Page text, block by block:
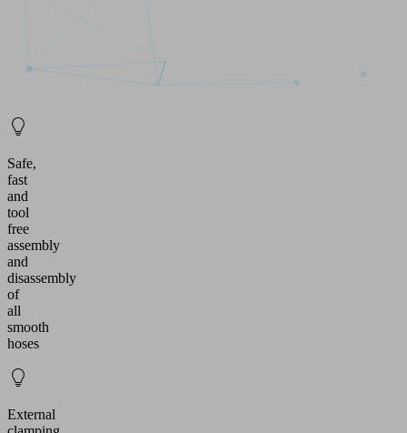
Safe,
fast
and
tool
free
assembly
and
disassembly
of
all
smooth
hoses
External